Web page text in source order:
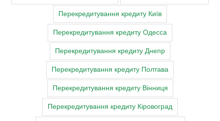
Перекредитування кредиту Київ
Перекредитування кредиту Одесса
Перекредитування кредиту Днепр
Перекредитування кредиту Полтава
Перекредитування кредиту Вінниця
Перекредитування кредиту Кіровоград